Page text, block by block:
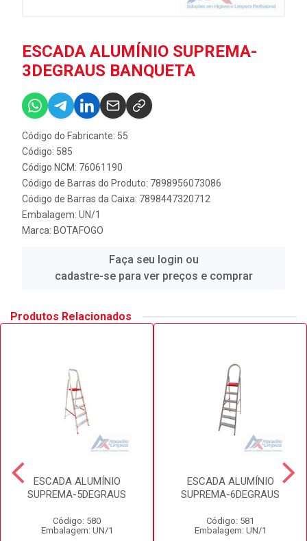
ESCADA ALUMÍNIO SUPREMA-
3DEGRAUS BANQUETA
Código do Fabricante: 55
Código: 585
Código NCM: 76061190
Código de Barras do Produto: 7898956073086
Código de Barras da Caixa: 7898447320712
Embalagem: UN/1
Marca: BOTAFOGO
Faça seu login ou
cadastre-se para ver preços e comprar
Produtos Relacionados
ESCADA ALUMÍNIO
SUPREMA-5DEGRAUS
Código: 580
Embalagem: UN/1
ESCADA ALUMÍNIO
SUPREMA-6DEGRAUS
Código: 581
Embalagem: UN/1